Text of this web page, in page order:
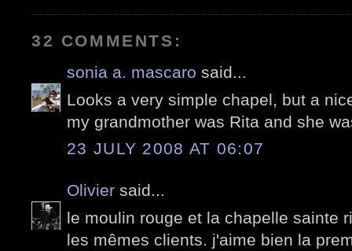
32 COMMENTS:
sonia a. mascaro said...
Looks a very simple chapel, but a
my grandmother was Rita and she
23 JULY 2008 AT 06:07
Olivier said...
le moulin rouge et la chapelle sainte
les mêmes clients. j'aime bien la